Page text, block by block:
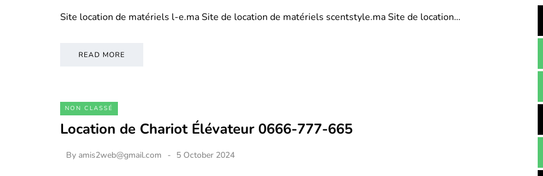
Site location de matériels l-e.ma Site de location de matériels scentstyle.ma Site de location…
READ MORE
NON CLASSÉ
Location de Chariot Élévateur 0666-777-665
By amis2web@gmail.com 5 October 2024